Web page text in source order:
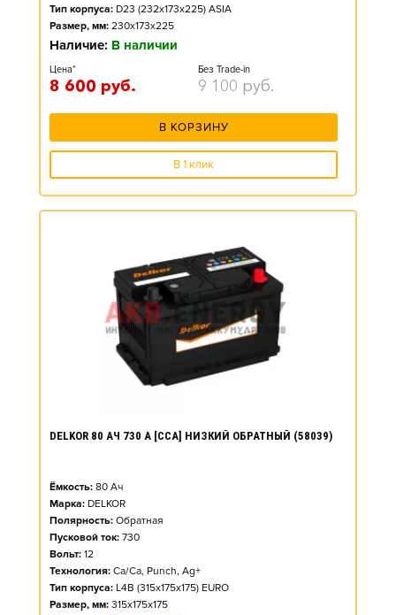
Тип корпуса: D23 (232x173x225) ASIA
Размер, мм: 230x173x225
Наличие: В наличии
Цена*
8 600 руб.
Без Trade-in
9 100 руб.
В КОРЗИНУ
В 1 клик
DELKOR 80 АЧ 730 А [CCA] НИЗКИЙ ОБРАТНЫЙ (58039)
Ёмкость: 80 Ач
Марка: DELKOR
Полярность: Обратная
Пусковой ток: 730
Вольт: 12
Технология: Ca/Ca, Punch, Ag+
Тип корпуса: L4B (315x175x175) EURO
Размер, мм: 315x175x175